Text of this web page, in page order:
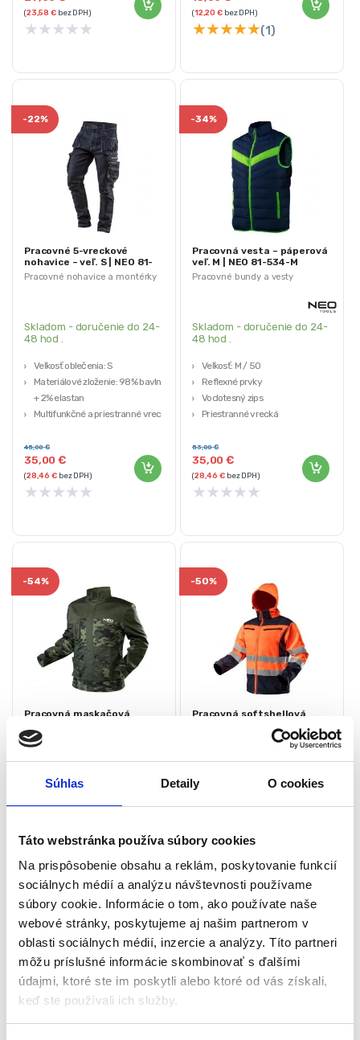
Súhlas Detaily O cookies
Táto webstránka používa súbory cookies
Na prispôsobenie obsahu a reklám, poskytovanie funkcií
sociálnych médií a analýzu návštevnosti používame
súbory cookie. Informácie o tom, ako používate naše
webové stránky, poskytujeme aj našim partnerom v
oblasti sociálnych médií, inzercie a analýzy. Títo partneri
môžu príslušné informácie skombinovať s ďalšími
údajmi, ktoré ste im poskytli alebo ktoré od vás získali,
keď ste používali ich služby.
(23,58€bez DPH)
★★★★★
(12,20€bez DPH)
★★★★★(1)
Pracovné nohavice a montérky
-22%
Pracovné 5-vreckové
nohavice – veľ. S | NEO 81-
229-S
Skladom - doručenie do 24-
48 hod .
Veľkosť oblečenia: S
Materiálové zloženie: 98% bavlna
+ 2% elastan
Multifunkčné a priestranné vrecká
13688: 2013
35,00€
45,00€
(28,46€bez DPH)
★★★★★
Pracovné bundy a vesty
-34%
Pracovná vesta – páperová
veľ. M | NEO 81-534-M
Skladom - doručenie do 24-
48 hod .
Veľkosť: M / 50
Reflexné prvky
Vodotesný zips
Priestranné vrecká
35,00€
53,00€
(28,46€bez DPH)
★★★★★
Pracovné bundy a vesty
-54%
Pracovná maskačová
Skladom - doručenie do 24-
Vyrobená z bavlneno-
polyesterovej tkaniny
Materiálové zloženie: 60% bavlna
+ 40% polyester
27,00€
58,80€
21,95 €bez DPH)
★★ ★ ★
Pracovné bundy a vesty
-50%
Pracovná softshellová
Skladom - doručenie do 24-
Veľkosť oblečenia: XL / 56
Vodeodolná: 8000 mm
polyester
Úroveň priedušnosti: 3000
g/m2/24h
43,00€
86,10€
34,96 bez DPH)
★ ★ ★ ★